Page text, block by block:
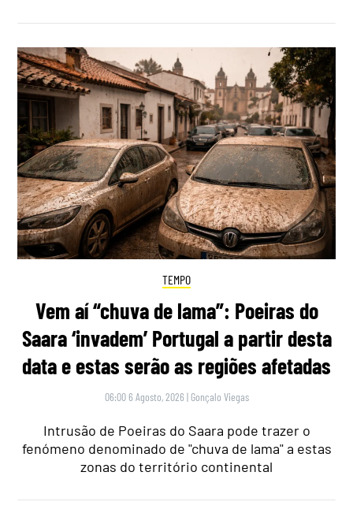
TEMPO
Vem aí “chuva de lama”: Poeiras do
Saara ‘invadem’ Portugal a partir desta
data e estas serão as regiões afetadas
06:00 6 Agosto, 2026 | Gonçalo Viegas
Intrusão de Poeiras do Saara pode trazer o
fenómeno denominado de "chuva de lama" a estas
zonas do território continental